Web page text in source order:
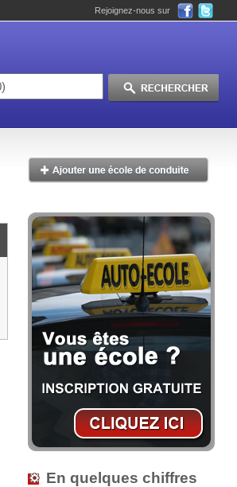
Rejoignez-nous sur
En quelques chiffres